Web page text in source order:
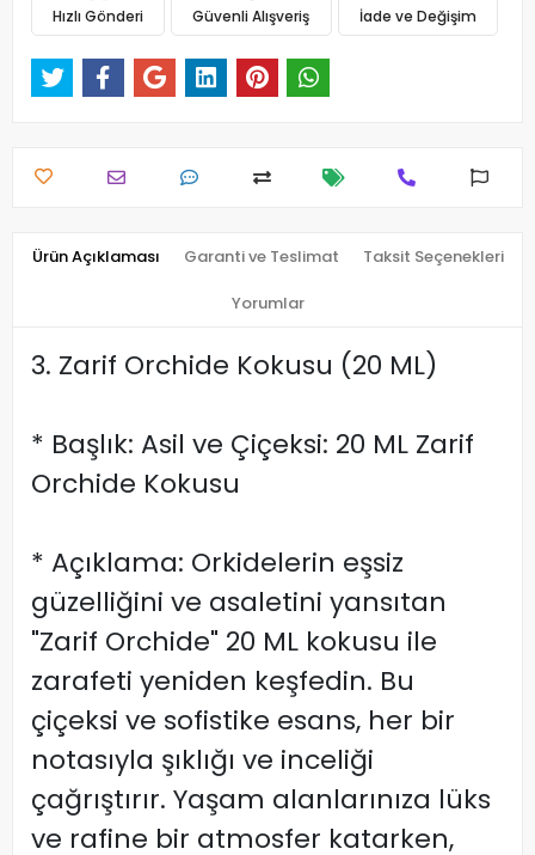
Hızlı Gönderi Güvenli Alışveriş İade ve Değişim
Ürün Açıklaması Garanti ve Teslimat Taksit Seçenekleri
Yorumlar
3. Zarif Orchide Kokusu (20 ML)
* Başlık: Asil ve Çiçeksi: 20 ML Zarif
Orchide Kokusu
* Açıklama: Orkidelerin eşsiz
güzelliğini ve asaletini yansıtan
"Zarif Orchide" 20 ML kokusu ile
zarafeti yeniden keşfedin. Bu
çiçeksi ve sofistike esans, her bir
notasıyla şıklığı ve inceliği
çağrıştırır. Yaşam alanlarınıza lüks
ve rafine bir atmosfer katarken,